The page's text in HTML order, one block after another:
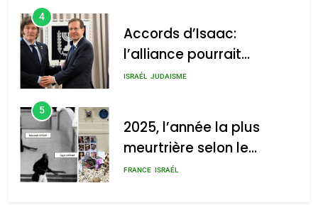
4
Accords d’Isaac:
l’alliance pourrait
s’étendre à 13 pays
ISRAÉL JUDAISME
5
2025, l’année la plus
meurtrière selon le
rapport d’ADL contre
FRANCE ISRAÉL